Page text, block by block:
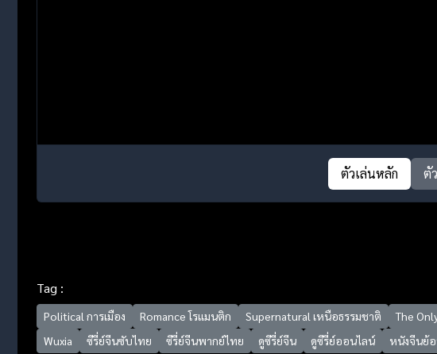
ตัวเล่นหลัก ตั
Tag :
Political การเมือง Romance โรแมนติก Supernatural เหนือธรรมชาติ
The
Wuxia
ซีรี่ย์จีนซับไทย ซีรี่ย์จีนพากย์ไทย ดูซีรี่ย์จีน ดูซีรี่ย์ออนไลน์ หนังจีนย้